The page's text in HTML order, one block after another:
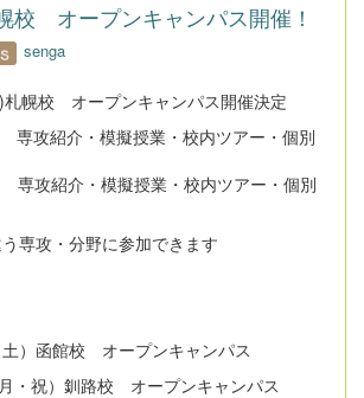
校 オープンキャンパス開催！
senga
幌校 オープンキャンパス開催決定
専攻紹介・模擬授業・校内ツアー・個別
攻紹介・模擬授業・校内ツアー・個別
専攻・分野に参加できます
）函館校 オープンキャンパス
祝）釧路校 オープンキャンパス